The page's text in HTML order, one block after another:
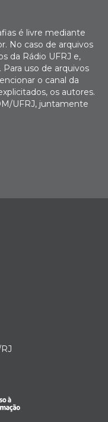
é livre mediante
No caso de arquivos
da Rádio UFRJ e,
uso de arquivos
o canal da
os autores.
UFRJ, juntamente